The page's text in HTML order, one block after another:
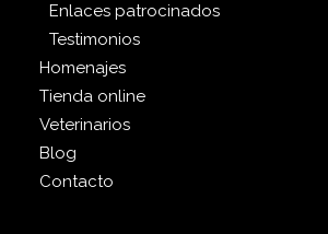
Enlaces patrocinados
Testimonios
Homenajes
Tienda online
Veterinarios
Blog
Contacto